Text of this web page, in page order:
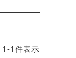
1 -1 件表示